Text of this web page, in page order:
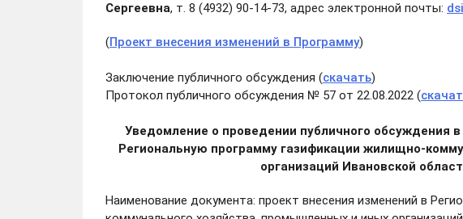
Сергеевна, т. 8 (4932) 90-14-73, адрес электронной почты:
(Проект внесения изменений в Программу)
Заключение публичного обсуждения (скачать)
Протокол публичного обсуждения № 57 от 22.08.2022 (
Уведомление о проведении публичного обсуждения
Региональную программу газификации жилищно-
организаций Ивановской
Наименование документа: проект внесения изменений в